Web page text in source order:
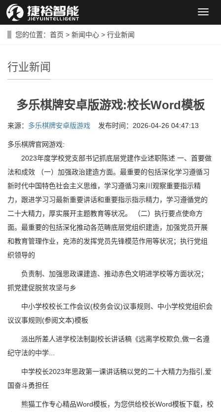
导
您的位置： 首页 > 新闻中心 > 行业新闻
行业新闻
多乐棋牌安卓版游戏:校长Word模板
来源： 多乐棋牌安卓版游戏 发布时间：2026-04-26 04:47:13
多乐棋牌官网游戏:
2023年度学校党支部书记抓底层党建作业述职陈述 一、首要做
法和成效 （一）加强政治建造方面。最重要的包括深化学习遵循习
新时代中国特色社会主义思维，学习遵循习来川观察重要指示精
力，跟进学习习最新重要讲话和重要指示指示精力，学习遵循党的
二十大精力，厚实展开主题教育等状况。 （二）执行要点使命方
面。最重要的包括深化推动各范畴底层党组织建造，加强党员开展
和教育管理作业，充沛的发挥党员先锋模范作用等状况；执行党组
织领导的
负责制、加强思政课建造、推动赤色文明进学校等方面状况；
抓党建促脱贫攻坚与乡
中小学校校长工作会议(校务会议)议事规则、中小学校党组织会
议议事规则(参阅文本)模板
派出所差人进学校法制副校长讲话稿《远离学校欺负,做一名遵
纪守法的中学...
中学校长2023年思政第一课讲话稿以党的二十大精力为指引,爱
国奋斗勇担任
熊猫工作专心精品Word模板，为您供给校长Word模板下载，校